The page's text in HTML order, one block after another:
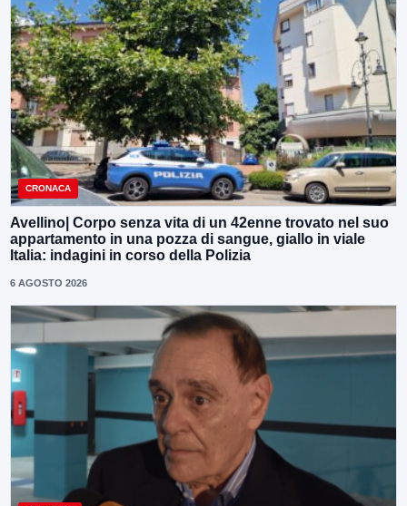
CRONACA
Avellino| Corpo senza vita di un 42enne trovato nel suo
appartamento in una pozza di sangue, giallo in viale
Italia: indagini in corso della Polizia
6 AGOSTO 2026